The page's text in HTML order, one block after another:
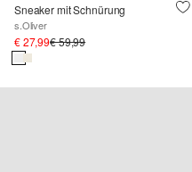
Sneaker mit Schnürung
s.Oliver
€ 27,99€ 59,99